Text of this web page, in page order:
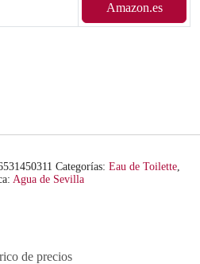
Amazon.es
Categorías: Eau de Toilette
Agua de Sevilla
de precios